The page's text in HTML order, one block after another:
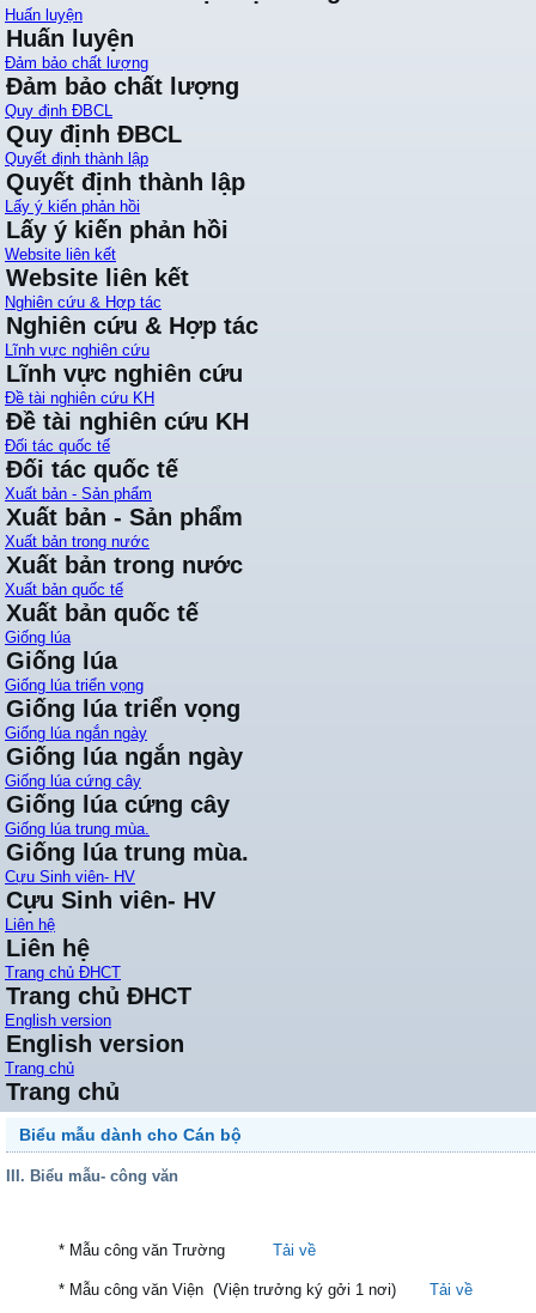
Huấn luyện
Huấn luyện
Đảm bảo chất lượng
Đảm bảo chất lượng
Quy định ĐBCL
Quy định ĐBCL
Quyết định thành lập
Quyết định thành lập
Lấy ý kiến phản hồi
Lấy ý kiến phản hồi
Website liên kết
Website liên kết
Nghiên cứu & Hợp tác
Nghiên cứu & Hợp tác
Lĩnh vực nghiên cứu
Lĩnh vực nghiên cứu
Đề tài nghiên cứu KH
Đề tài nghiên cứu KH
Đối tác quốc tế
Đối tác quốc tế
Xuất bản - Sản phẩm
Xuất bản - Sản phẩm
Xuất bản trong nước
Xuất bản trong nước
Xuất bản quốc tế
Xuất bản quốc tế
Giống lúa
Giống lúa
Giống lúa triển vọng
Giống lúa triển vọng
Giống lúa ngắn ngày
Giống lúa ngắn ngày
Giống lúa cứng cây
Giống lúa cứng cây
Giống lúa trung mùa.
Giống lúa trung mùa.
Cựu Sinh viên- HV
Cựu Sinh viên- HV
Liên hệ
Liên hệ
Trang chủ ĐHCT
Trang chủ ĐHCT
English version
English version
Trang chủ
Trang chủ
Biểu mẫu dành cho Cán bộ
III. Biểu mẫu- công văn
* Mẫu công văn Trường Tải về
* Mẫu công văn Viện (Viện trưởng ký gởi 1 nơi) Tải về